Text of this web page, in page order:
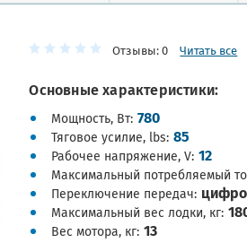
Отзывы: 0 Читать все
Основные характеристики:
Мощность, Вт 780
Тяговое усилие, lbs 85
Рабочее напряжение, V 12
Максимальный потребляемый
Переключение передач
Максимальный вес лодки, кг
Вес мотора, кг 13